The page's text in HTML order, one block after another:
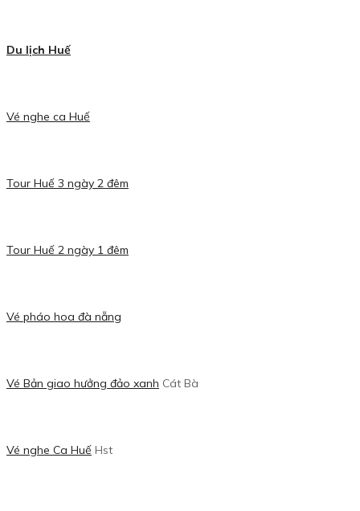
Du lịch Huế
Vé nghe ca Huế
Tour Huế 3 ngày 2 đêm
Tour Huế 2 ngày 1 đêm
Vé pháo hoa đà nẵng
Vé Bản giao hưởng đảo xanh Cát Bà
Vé nghe Ca Huế Hst